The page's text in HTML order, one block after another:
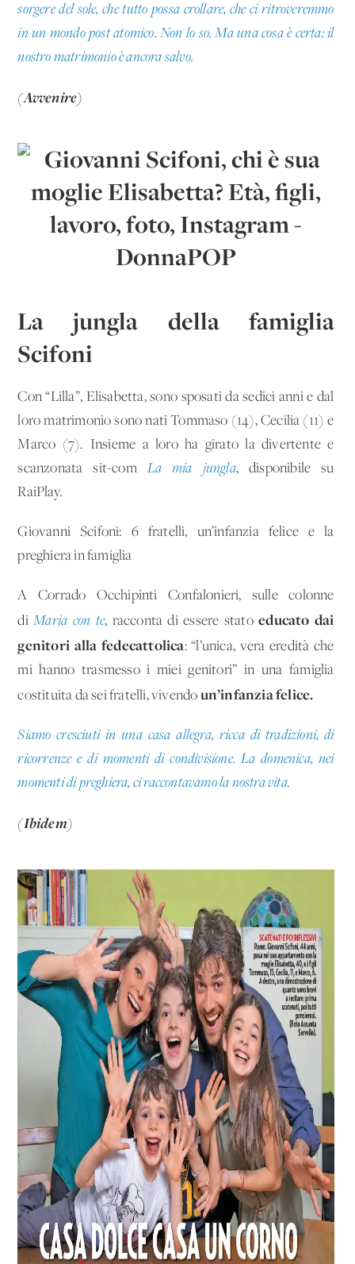
sorgere del sole, che tutto possa crollare, che ci ritroveremmo
in un mondo post atomico. Non lo so. Ma una cosa è certa: il
nostro matrimonio è ancora salvo.
(Avvenire)
La jungla della famiglia
Scifoni
Con “Lilla”, Elisabetta, sono sposati da sedici anni e dal
loro matrimonio sono nati Tommaso (14), Cecilia (11) e
Marco (7). Insieme a loro ha girato la divertente e
scanzonata sit-com La mia jungla, disponibile su
RaiPlay.
Giovanni Scifoni: 6 fratelli, un’infanzia felice e la
preghiera in famiglia
A Corrado Occhipinti Confalonieri, sulle colonne
diMaria con te, racconta di essere statoeducato dai
genitori alla fedecattolica: “l’unica, vera eredità che
mi hanno trasmesso i miei genitori” in una famiglia
costituita da sei fratelli, vivendo un’infanzia felice.
Siamo cresciuti in una casa allegra, ricca di tradizioni, di
ricorrenze e di momenti di condivisione. La domenica, nei
momenti di preghiera, ci raccontavamo la nostra vita.
(Ibidem)